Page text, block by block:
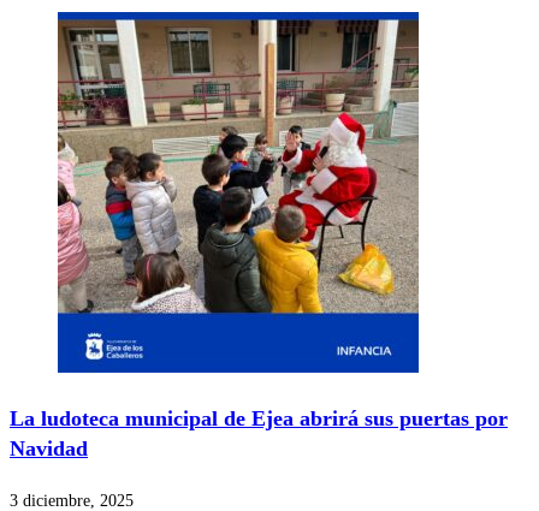
La ludoteca municipal de Ejea abrirá sus puertas por
Navidad
3 diciembre, 2025